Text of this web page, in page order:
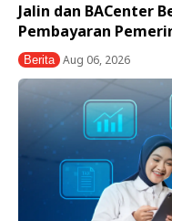
Jalin dan BACenter
Pembayaran
Berita Aug 06, 2026